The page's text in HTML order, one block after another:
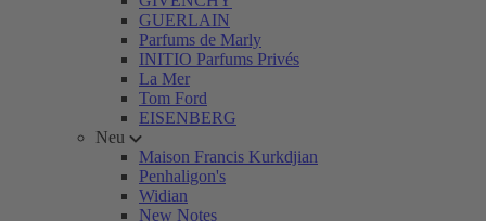
GUERLAIN
Parfums de Marly
INITIO Parfums Privés
La Mer
Tom Ford
EISENBERG
Neu
Maison Francis Kurkdjian
Penhaligon's
Widian
New Notes